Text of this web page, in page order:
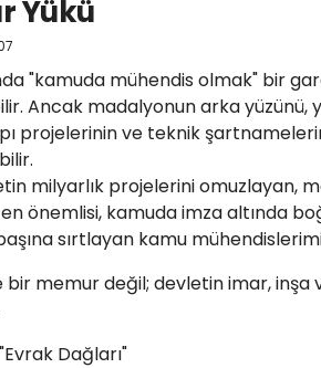
Yükü
"kamuda mühendis olmak" bir
Ancak madalyonun arka yüzünü,
projelerinin ve teknik
milyarlık projelerini omuzlayan,
önemlisi, kamuda imza altında
sırtlayan kamu
bir memur değil; devletin imar, inşa
Dağları"